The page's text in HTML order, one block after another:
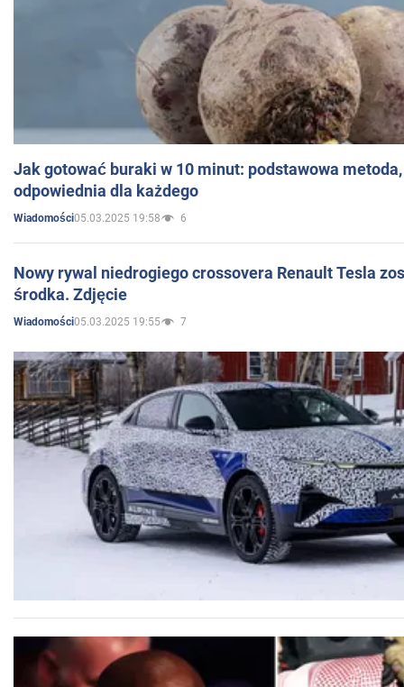
Jak gotować buraki w 10 minut: podstawowa
odpowiednia dla każdego
Wiadomości05.03.2025 19:58 6
Nowy rywal niedrogiego crossovera Renault Tesla
środka. Zdjęcie
Wiadomości05.03.2025 19:55 7